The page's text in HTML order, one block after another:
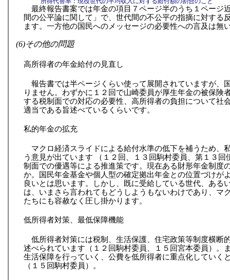
最終報告書案では年金の項目７ページ半のうち１ページ
間の公平論に関して」で、世代間の不公平の指摘に対する
ます。一方他の国民へのメッセージの必要性への言及は無
(6)その他の問題
高所得者の年金給付の見直し
報告書では半ページくらい使って展開されていますが、
りません。わずかに１２回で山崎委員が厚生年金の被保険
する税制面での対応の必要性、高所得者の負担について社
適当である旨述べているくらいです。
私的年金の拡充
マクロ経済スライドによる給付水準の低下を補うため、
う意見が出ています （１２回、１３回駒村委員、第１３
制面での優遇等による推進策です。現在ある財形年金制度
か。国民年金基金や個人型の確定拠出年金との位置づけが
良いとは思います。しかし、既に受給している世代、ある
は、いまさら言われてもどうしようもないわけであり、マ
たちにも容赦なく圧し掛かります。
低所得者対策、最低保障機能
低所得者対策には税制、生活保護、住宅政策等制度横断
述べられています（１２回駒村委員、１５回宮本委員）。
生活保障を行っていく、公費を低所得者に重点化していく
（１５回駒村委員）。